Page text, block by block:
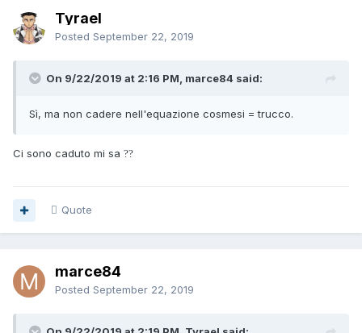
Tyrael
Posted September 22, 2019
On 9/22/2019 at 2:16 PM, marce84 said:
Sì, ma non cadere nell'equazione cosmesi = trucco.
Ci sono caduto mi sa ??
Quote
marce84
Posted September 22, 2019